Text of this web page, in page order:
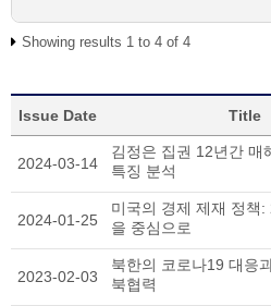
Showing results 1 to 4 of 4
Issue Date Title
2024-03-14
김정은 집권 12년간 매
특징 분석
2024-01-25
미국의 경제 제재 정책:
을 중심으로
2023-02-03
북한의 코로나19 대응
북협력